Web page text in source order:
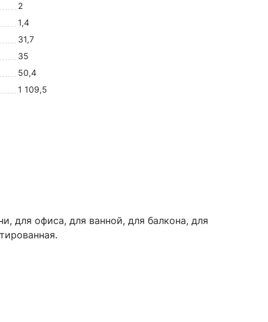
2
1,4
31,7
35
50,4
1 109,5
для офиса, для ванной, для балкона, для